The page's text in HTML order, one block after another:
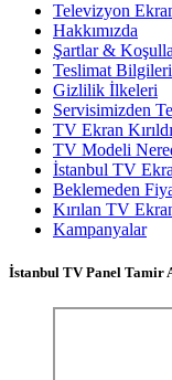
Televizyon
Hakkımızda
Şartlar &
Teslimat Bilgileri
Gizlilik İlkeleri
Servisimizden
TV Ekran
TV Modeli
İstanbul TV
Beklemeden
Kırılan TV
Kampanyalar
İstanbul TV Panel Tamir